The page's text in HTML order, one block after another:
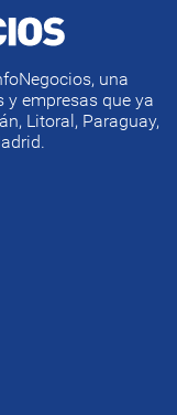
una
empresas que ya
Litoral, Paraguay,